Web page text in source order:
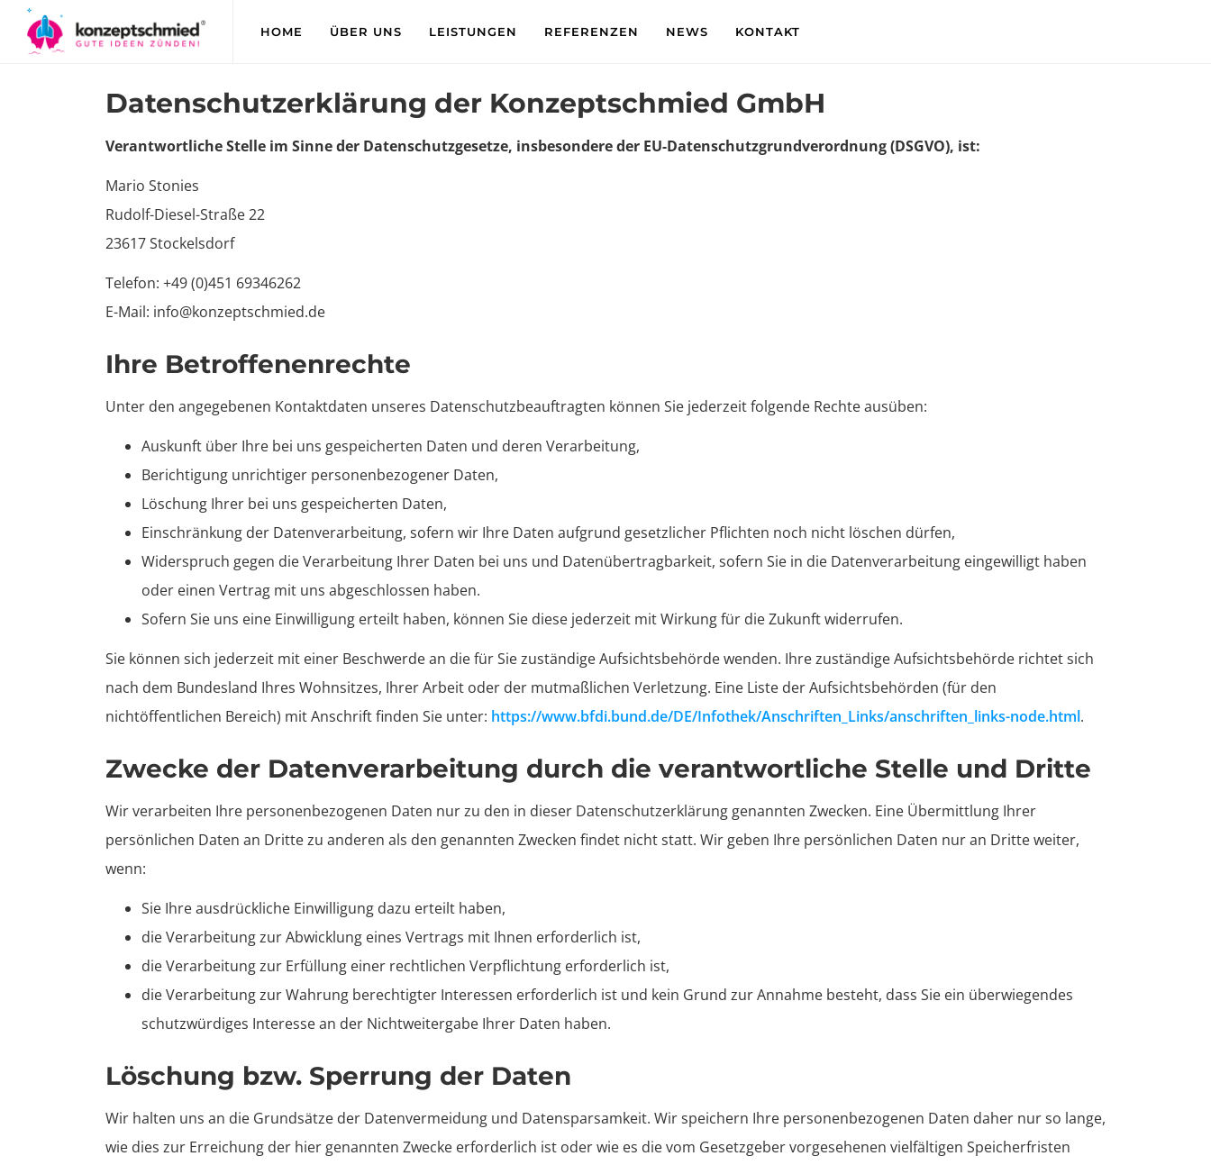
HOME ÜBER UNS LEISTUNGEN REFERENZEN NEWS KONTAKT
Datenschutzerklärung der Konzeptschmied GmbH
Verantwortliche Stelle im Sinne der Datenschutzgesetze, insbesondere der EU-Datenschutzgrundverordnung (DSGVO), ist:
Mario Stonies
Rudolf-Diesel-Straße 22
23617 Stockelsdorf
Telefon: +49 (0)451 69346262
E-Mail: info@konzeptschmied.de
Ihre Betroffenenrechte
Unter den angegebenen Kontaktdaten unseres Datenschutzbeauftragten können Sie jederzeit folgende Rechte ausüben:
Auskunft über Ihre bei uns gespeicherten Daten und deren Verarbeitung,
Berichtigung unrichtiger personenbezogener Daten,
Löschung Ihrer bei uns gespeicherten Daten,
Einschränkung der Datenverarbeitung, sofern wir Ihre Daten aufgrund gesetzlicher Pflichten noch nicht löschen dürfen,
Widerspruch gegen die Verarbeitung Ihrer Daten bei uns und Datenübertragbarkeit, sofern Sie in die Datenverarbeitung eingewilligt haben
oder einen Vertrag mit uns abgeschlossen haben.
Sofern Sie uns eine Einwilligung erteilt haben, können Sie diese jederzeit mit Wirkung für die Zukunft widerrufen.
Sie können sich jederzeit mit einer Beschwerde an die für Sie zuständige Aufsichtsbehörde wenden. Ihre zuständige Aufsichtsbehörde richtet sich
nach dem Bundesland Ihres Wohnsitzes, Ihrer Arbeit oder der mutmaßlichen Verletzung. Eine Liste der Aufsichtsbehörden (für den
nichtöffentlichen Bereich) mit Anschrift finden Sie unter: https://www.bfdi.bund.de/DE/Infothek/Anschriften_Links/anschriften_links-node.html.
Zwecke der Datenverarbeitung durch die verantwortliche Stelle und Dritte
Wir verarbeiten Ihre personenbezogenen Daten nur zu den in dieser Datenschutzerklärung genannten Zwecken. Eine Übermittlung Ihrer
persönlichen Daten an Dritte zu anderen als den genannten Zwecken findet nicht statt. Wir geben Ihre persönlichen Daten nur an Dritte weiter,
wenn:
Sie Ihre ausdrückliche Einwilligung dazu erteilt haben,
die Verarbeitung zur Abwicklung eines Vertrags mit Ihnen erforderlich ist,
die Verarbeitung zur Erfüllung einer rechtlichen Verpflichtung erforderlich ist,
die Verarbeitung zur Wahrung berechtigter Interessen erforderlich ist und kein Grund zur Annahme besteht, dass Sie ein überwiegendes
schutzwürdiges Interesse an der Nichtweitergabe Ihrer Daten haben.
Löschung bzw. Sperrung der Daten
Wir halten uns an die Grundsätze der Datenvermeidung und Datensparsamkeit. Wir speichern Ihre personenbezogenen Daten daher nur so lange,
wie dies zur Erreichung der hier genannten Zwecke erforderlich ist oder wie es die vom Gesetzgeber vorgesehenen vielfältigen Speicherfristen